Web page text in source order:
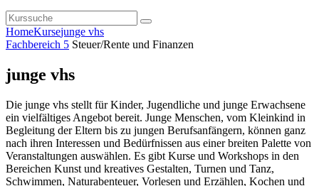
HomeKursejunge vhs
Fachbereich 5 Steuer/Rente und Finanzen
junge vhs
Die junge vhs stellt für Kinder, Jugendliche und junge Erwachsene
ein vielfältiges Angebot bereit. Junge Menschen, vom Kleinkind in
Begleitung der Eltern bis zu jungen Berufsanfängern, können ganz
nach ihren Interessen und Bedürfnissen aus einer breiten Palette von
Veranstaltungen auswählen. Es gibt Kurse und Workshops in den
Bereichen Kunst und kreatives Gestalten, Turnen und Tanz,
Schwimmen, Naturabenteuer, Vorlesen und Erzählen, Kochen und